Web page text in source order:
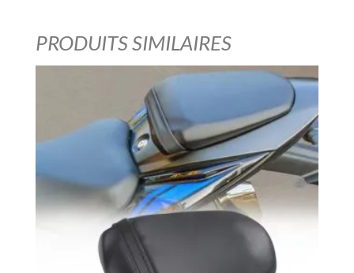
PRODUITS SIMILAIRES